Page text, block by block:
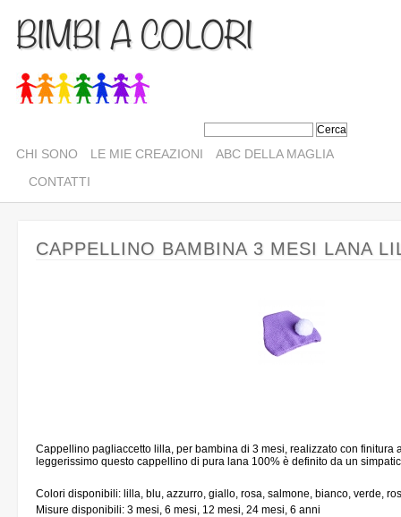
BIMBI A COLORI
CHI SONO LE MIE CREAZIONI
ABC DELLA MAGLIA
CONTATTI
CAPPELLINO BAMBINA 3 MESI LANA
Cappellino pagliaccetto lilla, per bambina di 3 mesi, realizzato con finitura
leggerissimo questo cappellino di pura lana 100% è definito da un
Colori disponibili: lilla, blu, azzurro, giallo, rosa, salmone, bianco, verde,
Misure disponibili: 3 mesi, 6 mesi, 12 mesi, 24 mesi, 6 anni